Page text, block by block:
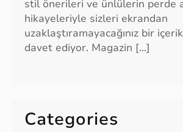
stil önerileri ve ünlülerin perde
hikayeleriyle sizleri ekrandan
uzaklaştıramayacağınız bir
davet ediyor. Magazin […]
Categories